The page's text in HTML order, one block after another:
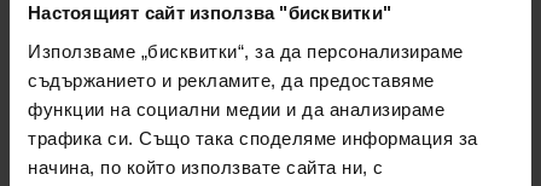
Настоящият сайт използва "бисквитки"
Използваме „бисквитки“, за да персонализираме
съдържанието и рекламите, да предоставяме
функции на социални медии и да анализираме
трафика си. Също така споделяме информация за
начина, по който използвате сайта ни, с
Carner Barcelona Ibiza
Nights Парфюмна вода
100мл - Парфюмна вода -
Унисекс
наличен
Carner Barcelona Marbella
Парфюмна вода - Тестер
100мл - Парфюмна вода -
Унисекс